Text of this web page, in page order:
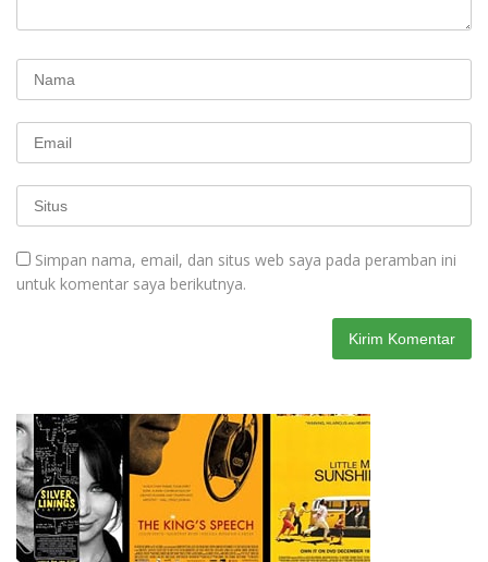
Simpan nama, email, dan situs web saya pada peramban ini
untuk komentar saya berikutnya.